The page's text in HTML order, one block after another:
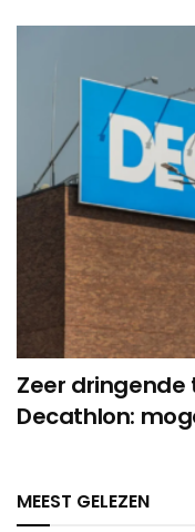
Zeer
Decathlon:
MEEST GELEZEN